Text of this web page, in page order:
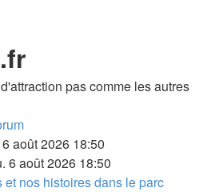
pas comme les autres
août 2026 18:50
6 août 2026 18:50
nos histoires dans le parc